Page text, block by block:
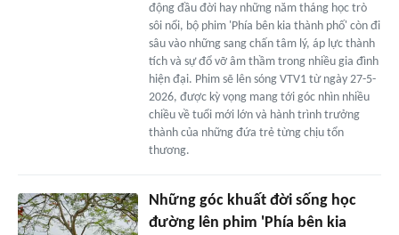
động đầu đời hay những năm tháng học trò
sôi nổi, bộ phim 'Phía bên kia thành phố' còn đi
sâu vào những sang chấn tâm lý, áp lực thành
tích và sự đổ vỡ âm thầm trong nhiều gia đình
hiện đại. Phim sẽ lên sóng VTV1 từ ngày 27-5-
2026, được kỳ vọng mang tới góc nhìn nhiều
chiều về tuổi mới lớn và hành trình trưởng
thành của những đứa trẻ từng chịu tổn
thương.
Những góc khuất đời sống học
đường lên phim 'Phía bên kia